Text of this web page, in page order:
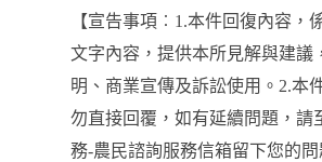
【宣告事項︰1.本件回復內容，
文字內容，提供本所見解與建議
明、商業宣傳及訴訟使用。2.本
勿直接回覆，如有延續問題，請
務-農民諮詢服務信箱留下您的問